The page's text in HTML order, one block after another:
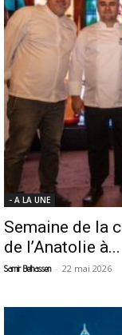
- A LA UNE
Semaine de la
de l’Anatolie à...
Samir Belhassen - 22 mai 2026